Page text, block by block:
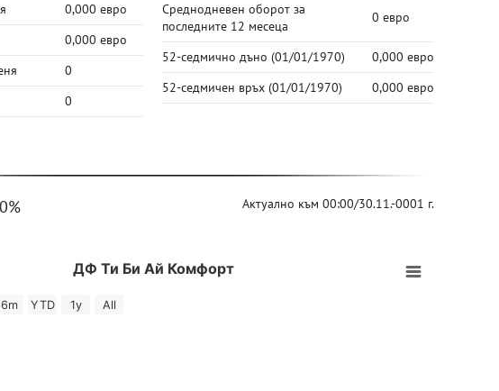
0,000 евро
0,000 евро
0
0
Среднодневен оборот за
последните 12 месеца
0 евро
52-седмично дъно (01/01/1970)
0,000 евро
52-седмичен връх (01/01/1970) 0,000 евро
Актуално към 00:00/30.11.-0001 г.
ДФ Ти Би Ай Комфорт
6m YTD 1y All